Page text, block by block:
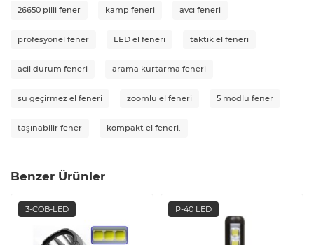
26650 pilli fener kamp feneri avcı feneri
profesyonel fener LED el feneri taktik el feneri
acil durum feneri arama kurtarma feneri
su geçirmez el feneri zoomlu el feneri 5 modlu fener
taşınabilir fener kompakt el feneri.
Benzer Ürünler
3-COB-LED P-40 LED